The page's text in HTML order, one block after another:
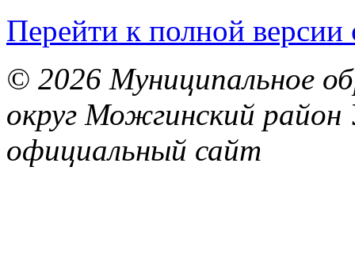
Перейти к полной версии
© 2026 Муниципальное
округ Можгинский район
официальный сайт